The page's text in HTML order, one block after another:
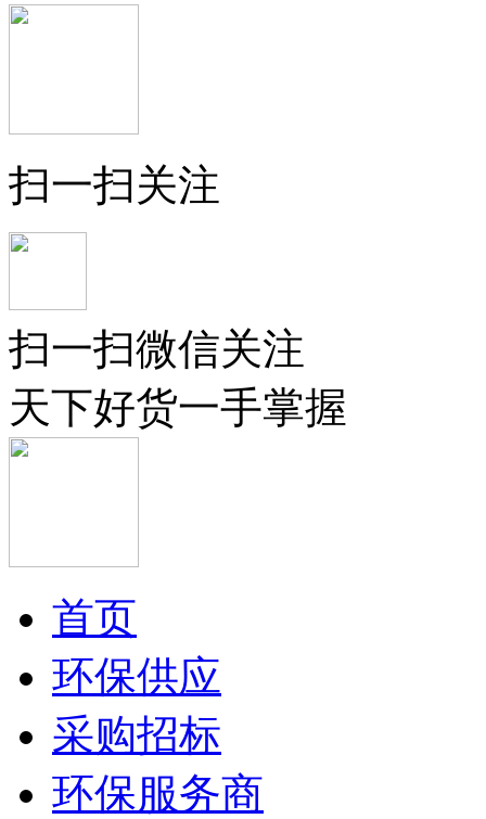
扫一扫关注
扫一扫微信关注
天下好货一手掌握
首页
环保供应
采购招标
环保服务商